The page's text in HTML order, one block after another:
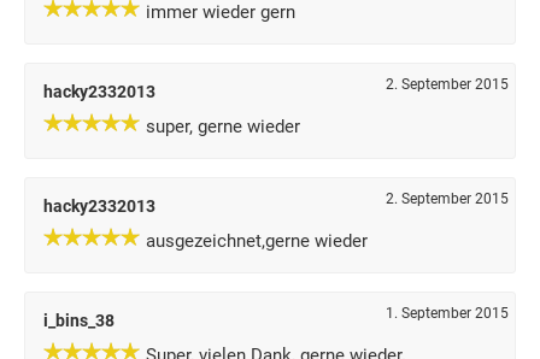
immer wieder gern
hacky2332013 2. September 2015
super, gerne wieder
hacky2332013 2. September 2015
ausgezeichnet,gerne wieder
i_bins_38 1. September 2015